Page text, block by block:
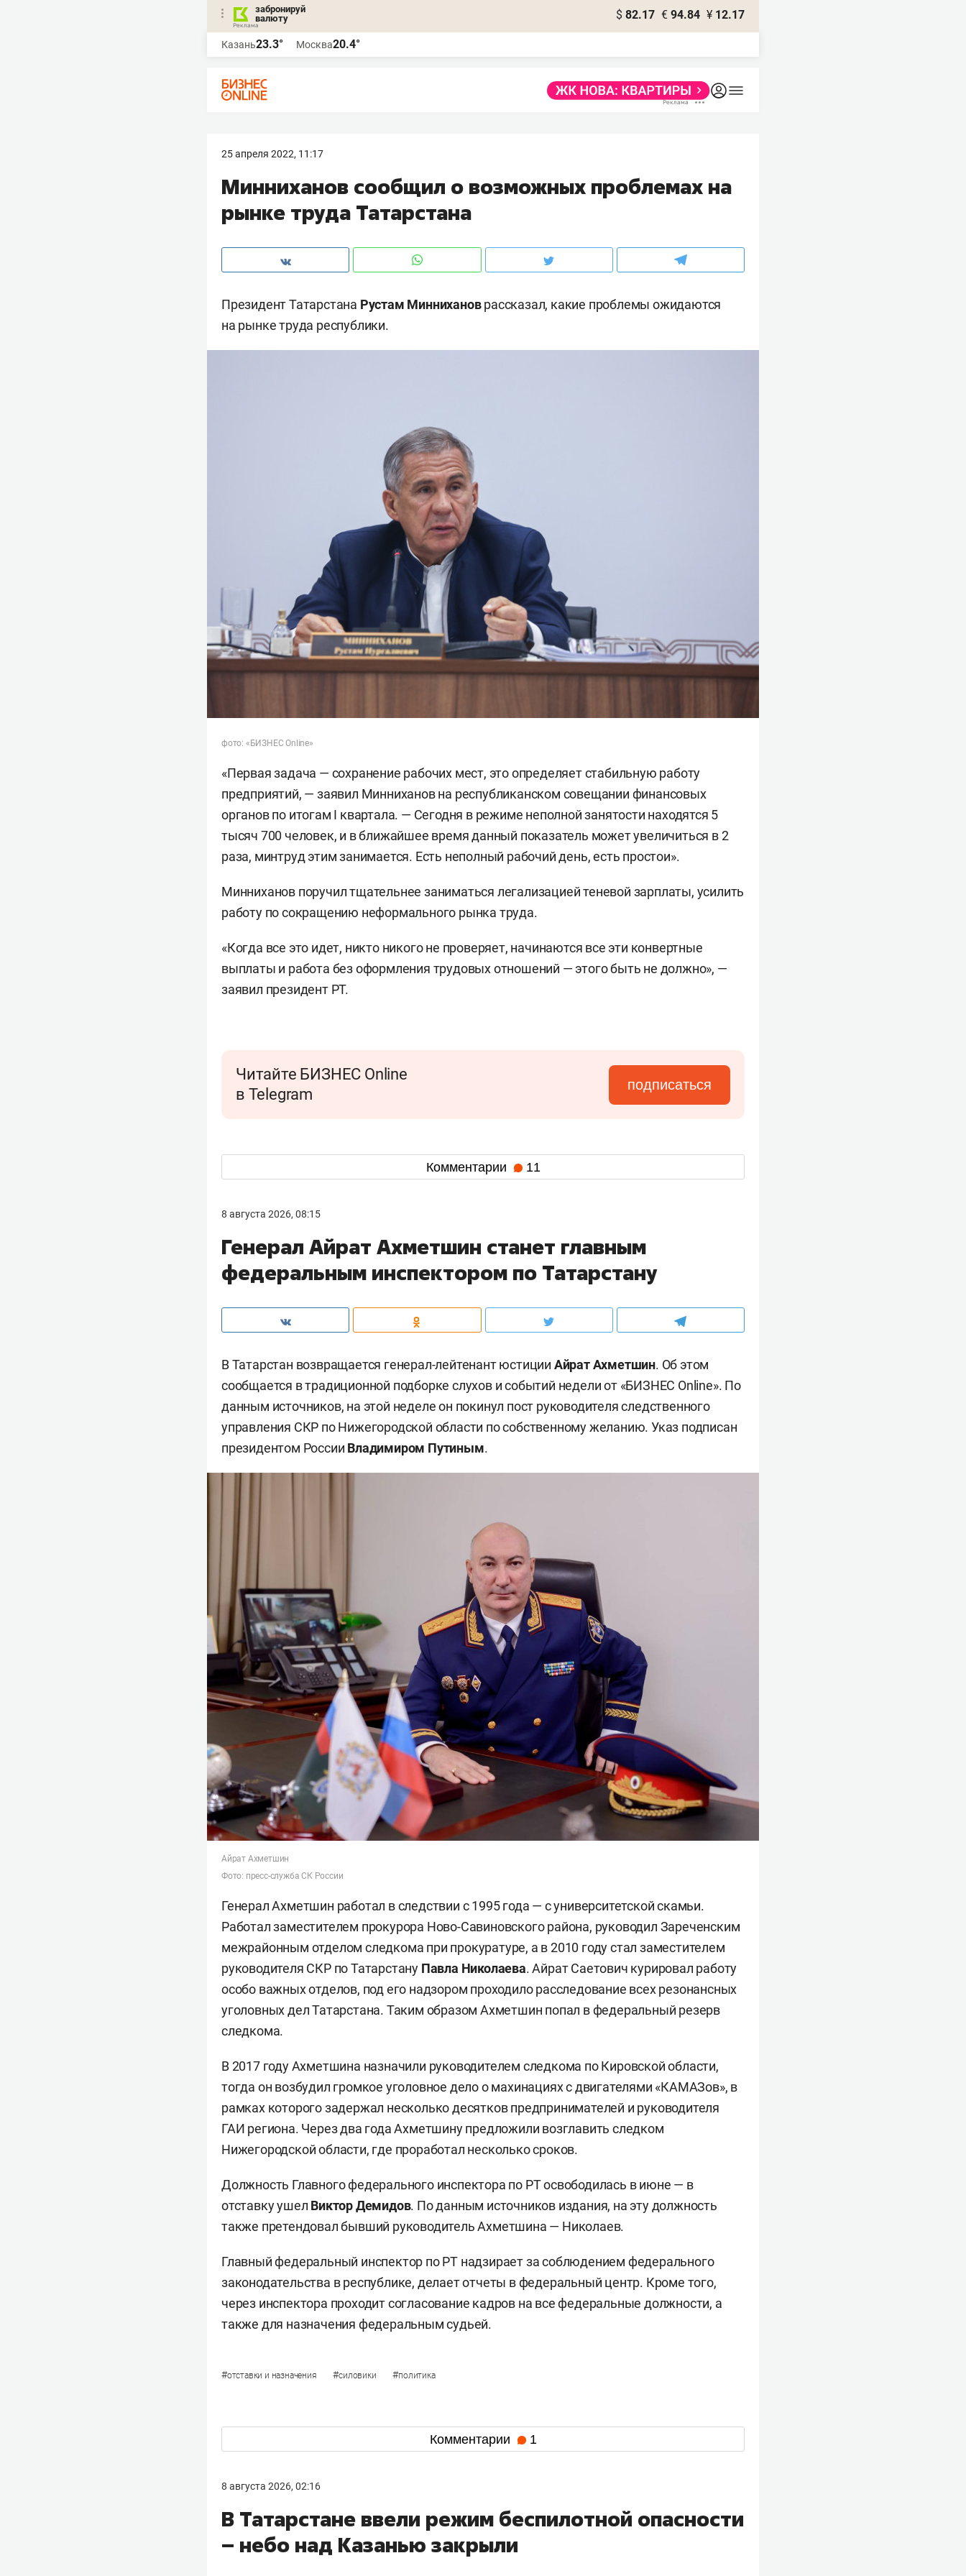
забронируй
валюту
$ 82.17 € 94.84 ¥ 12.17
Казань23.3° Москва20.4°
25 апреля 2022, 11:17
Минниханов сообщил о возможных проблемах на
рынке труда Татарстана
Президент Татарстана Рустам Миннихановрассказал, какие проблемы ожидаются
на рынке труда республики.
фото: «БИЗНЕС Online»
«Первая задача — сохранение рабочих мест, это определяет стабильную работу
предприятий, — заявил Минниханов на республиканском совещании финансовых
органов по итогам I квартала. — Сегодня в режиме неполной занятости находятся 5
тысяч 700 человек, и в ближайшее время данный показатель может увеличиться в 2
раза, минтруд этим занимается. Есть неполный рабочий день, есть простои».
Минниханов поручил тщательнее заниматься легализацией теневой зарплаты, усилить
работу по сокращению неформального рынка труда.
«Когда все это идет, никто никого не проверяет, начинаются все эти конвертные
выплаты и работа без оформления трудовых отношений — этого быть не должно», —
заявил президент РТ.
Читайте БИЗНЕС Online
в Telegram
подписаться
Комментарии 11
8 августа 2026, 08:15
Генерал Айрат Ахметшин станет главным
федеральным инспектором по Татарстану
В Татарстан возвращается генерал-лейтенант юстиции Айрат Ахметшин. Об этом
сообщается в традиционной подборке слухов и событий недели от «БИЗНЕС Online». По
данным источников, на этой неделе он покинул пост руководителя следственного
управления СКР по Нижегородской области по собственному желанию. Указ подписан
президентом России Владимиром Путиным.
Айрат Ахметшин
Фото: пресс-служба СК России
Генерал Ахметшин работал в следствии с 1995 года — с университетской скамьи.
Работал заместителем прокурора Ново-Савиновского района, руководил Зареченским
межрайонным отделом следкома при прокуратуре, а в 2010 году стал заместителем
руководителя СКР по Татарстану Павла Николаева. Айрат Саетович курировал работу
особо важных отделов, под его надзором проходило расследование всех резонансных
уголовных дел Татарстана. Таким образом Ахметшин попал в федеральный резерв
следкома.
В 2017 году Ахметшина назначили руководителем следкома по Кировской области,
тогда он возбудил громкое уголовное дело о махинациях с двигателями «КАМАЗов», в
рамках которого задержал несколько десятков предпринимателей и руководителя
ГАИ региона. Через два года Ахметшину предложили возглавить следком
Нижегородской области, где проработал несколько сроков.
Должность Главного федерального инспектора по РТ освободилась в июне — в
отставку ушел Виктор Демидов. По данным источников издания, на эту должность
также претендовал бывший руководитель Ахметшина — Николаев.
Главный федеральный инспектор по РТ надзирает за соблюдением федерального
законодательства в республике, делает отчеты в федеральный центр. Кроме того,
через инспектора проходит согласование кадров на все федеральные должности, а
также для назначения федеральным судьей.
#отставки и назначения #силовики #политика
Комментарии 1
8 августа 2026, 02:16
В Татарстане ввели режим беспилотной опасности
– небо над Казанью закрыли